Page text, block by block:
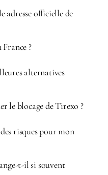
adresse officielle de
?
alternatives
le blocage de Tirexo ?
risques pour mon
t-il si souvent